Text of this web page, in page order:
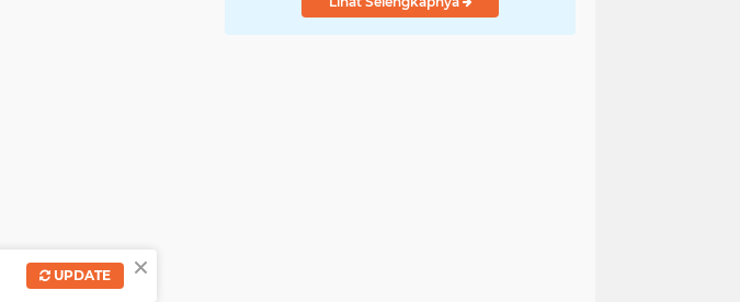
×
UPDATE